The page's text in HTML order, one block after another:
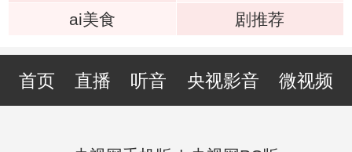
ai美食
剧推荐
首页 直播 听音 央视影音 微视频